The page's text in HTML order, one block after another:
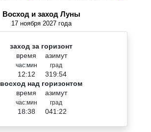
Восход и заход Луны
17 ноября 2027 года
заход за горизонт
время
час:мин
12:12
азимут
град
319:54
восход над горизонтом
время
час:мин
18:38
азимут
град
041:22